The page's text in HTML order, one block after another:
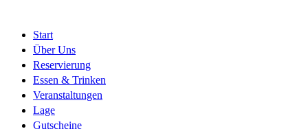
Start
Über Uns
Reservierung
Essen & Trinken
Veranstaltungen
Lage
Gutscheine